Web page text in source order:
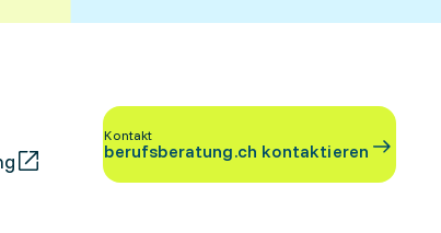
Kontakt
berufsberatung.ch kontaktieren